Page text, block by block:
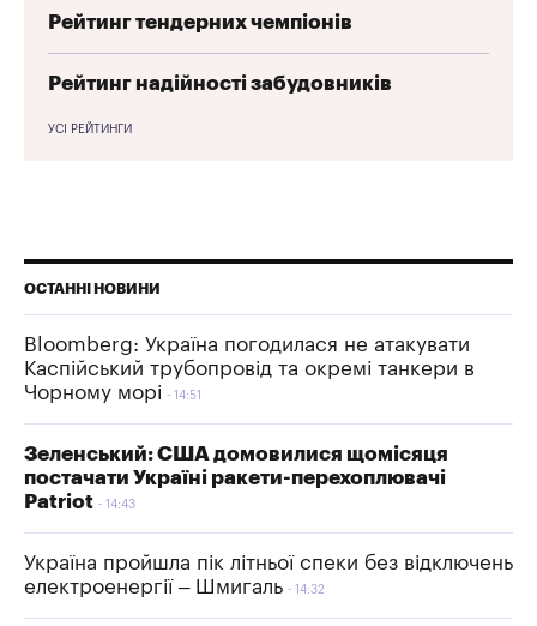
Рейтинг тендерних чемпіонів
Рейтинг надійності забудовників
УСІ РЕЙТИНГИ
ОСТАННІ НОВИНИ
Bloomberg: Україна погодилася не атакувати
Каспійський трубопровід та окремі танкери в
Чорному морі
14:51
Зеленський: США домовилися щомісяця
постачати Україні ракети-перехоплювачі
Patriot
14:43
Україна пройшла пік літньої спеки без відключень
електроенергії – Шмигаль
14:32